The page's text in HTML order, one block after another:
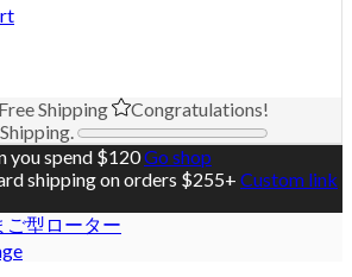
Shipping
Congratulations!
you spend $120Go shop
shipping on orders $255+ Custom link
ご型ローター